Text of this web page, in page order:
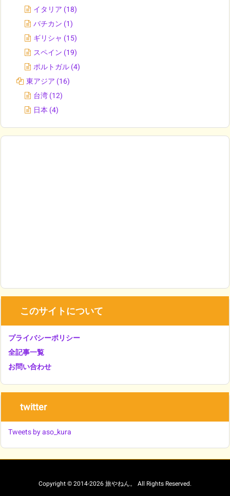
イタリア (18)
バチカン (1)
ギリシャ (15)
スペイン (19)
ポルトガル (4)
東アジア (16)
台湾 (12)
日本 (4)
このサイトについて
プライバシーポリシー
全記事一覧
お問い合わせ
twitter
Tweets by aso_kura
Copyright © 2014-2026 旅やねん。 All Rights Reserved.